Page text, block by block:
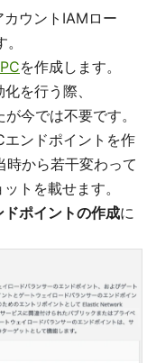
ウントIAMロー
を作成します。
を行う際、
今では不要です。
ンドポイントを作
時から若干変わって
トを載せます。
ポイントの作成に